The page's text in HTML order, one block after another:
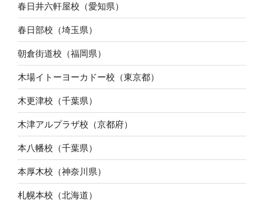
春日井六軒屋校（愛知県）
春日部校（埼玉県）
朝倉街道校（福岡県）
木場イトーヨーカドー校（東京都）
木更津校（千葉県）
木津アルプラザ校（京都府）
本八幡校（千葉県）
本厚木校（神奈川県）
札幌本校（北海道）